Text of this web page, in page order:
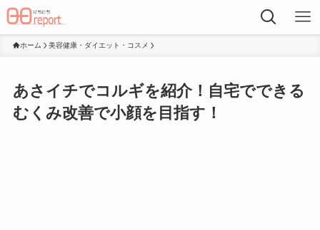
ホーム 美容健康・ダイエット・コスメ
あさイチでコルギを紹介！自宅でできる
むくみ改善で小顔を目指す！